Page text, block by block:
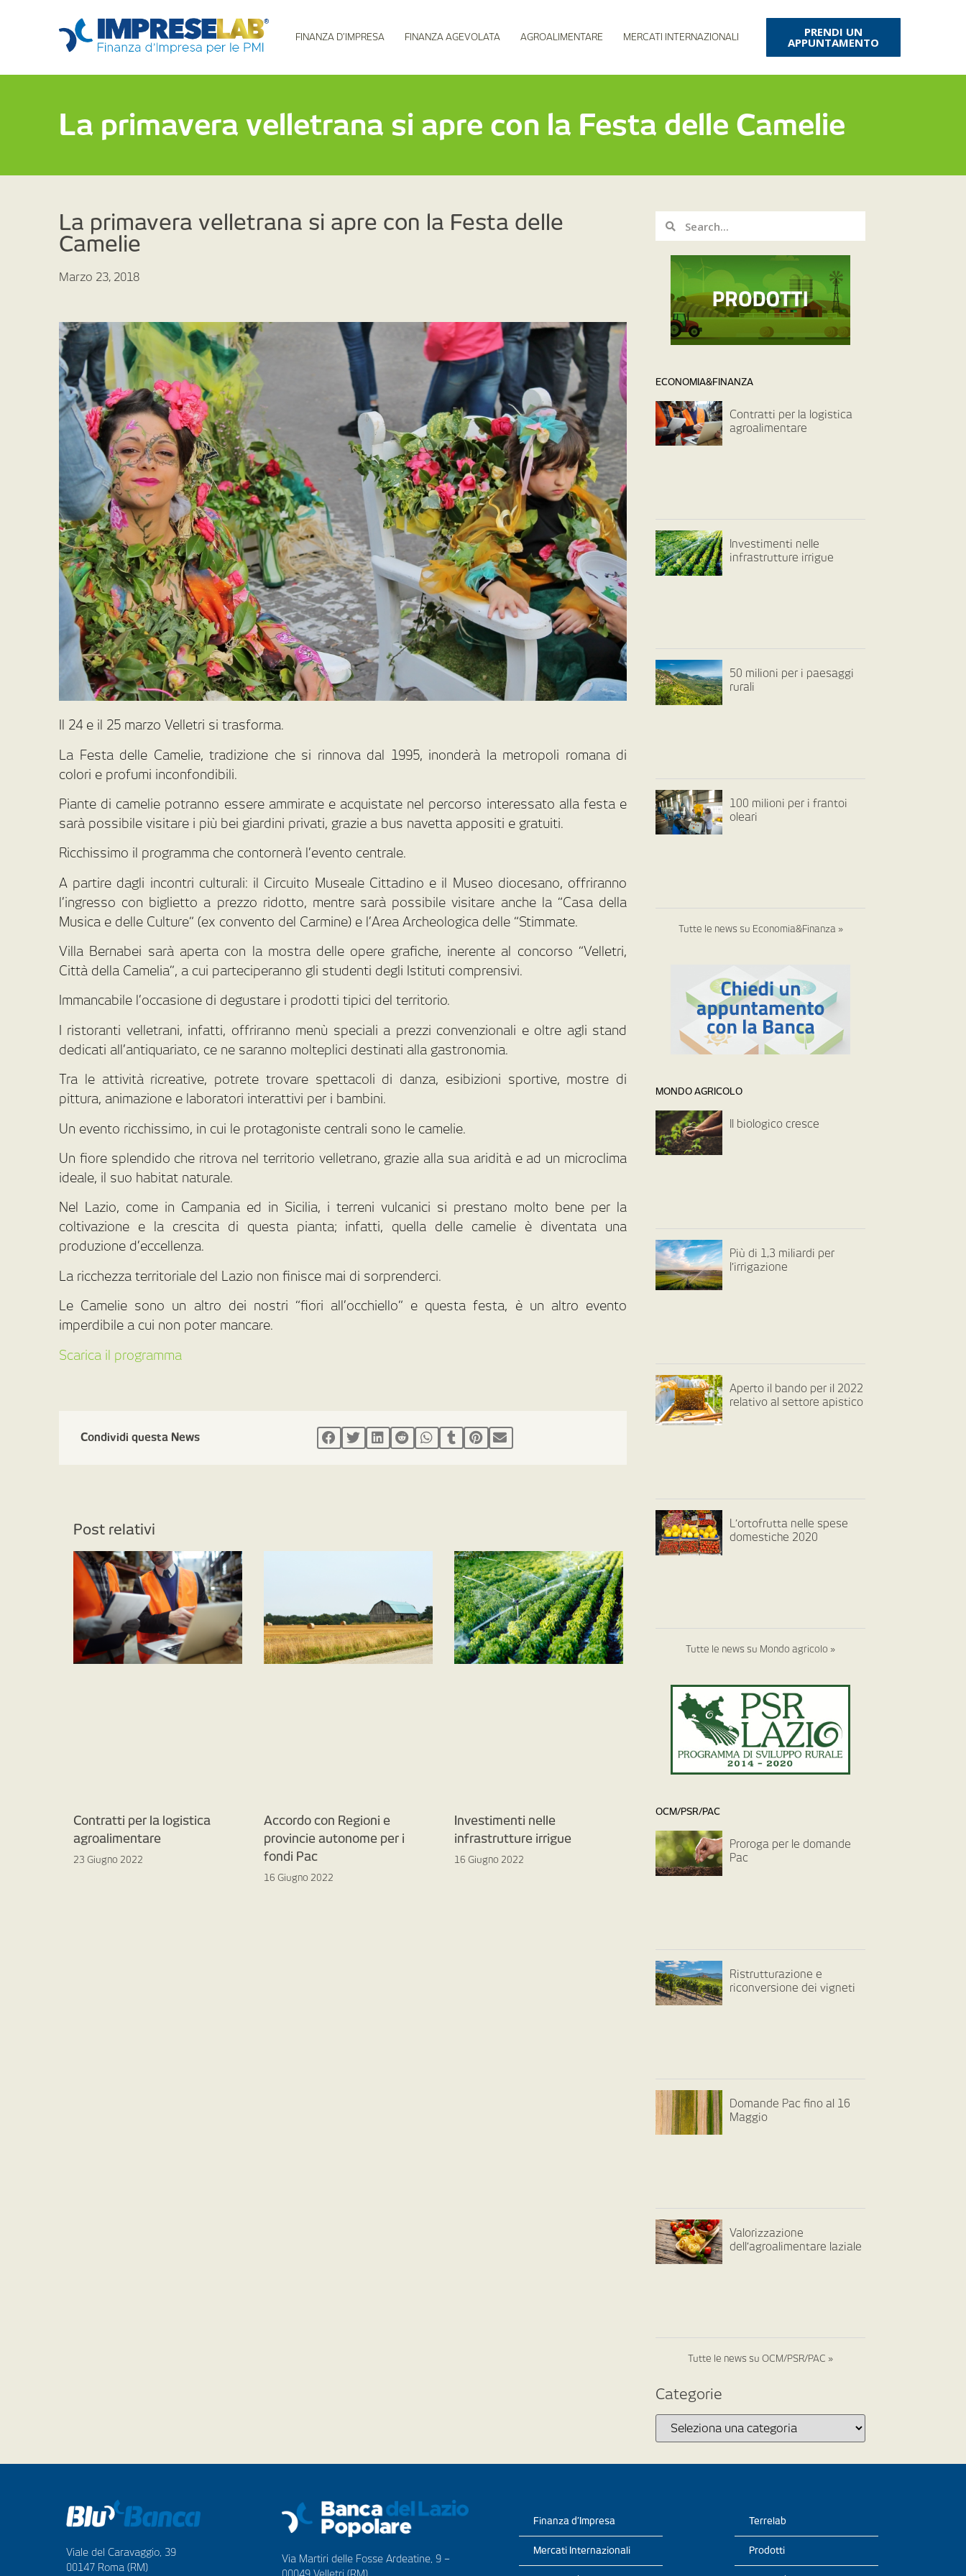
FINANZA D’IMPRESA FINANZA AGEVOLATA AGROALIMENTARE MERCATI INTERNAZIONALI PRENDI UN
APPUNTAMENTO
La primavera velletrana si apre con la Festa delle Camelie
La primavera velletrana si apre con la Festa delle
Camelie
Marzo 23, 2018
Il 24 e il 25 marzo Velletri si trasforma.
La Festa delle Camelie, tradizione che si rinnova dal 1995, inonderà la metropoli romana di
colori e profumi inconfondibili.
Piante di camelie potranno essere ammirate e acquistate nel percorso interessato alla festa e
sarà possibile visitare i più bei giardini privati, grazie a bus navetta appositi e gratuiti.
Ricchissimo il programma che contornerà l’evento centrale.
A partire dagli incontri culturali: il Circuito Museale Cittadino e il Museo diocesano, offriranno
l’ingresso con biglietto a prezzo ridotto, mentre sarà possibile visitare anche la “Casa della
Musica e delle Culture” (ex convento del Carmine) e l’Area Archeologica delle “Stimmate.
Villa Bernabei sarà aperta con la mostra delle opere grafiche, inerente al concorso “Velletri,
Città della Camelia”, a cui parteciperanno gli studenti degli Istituti comprensivi.
Immancabile l’occasione di degustare i prodotti tipici del territorio.
I ristoranti velletrani, infatti, offriranno menù speciali a prezzi convenzionali e oltre agli stand
dedicati all’antiquariato, ce ne saranno molteplici destinati alla gastronomia.
Tra le attività ricreative, potrete trovare spettacoli di danza, esibizioni sportive, mostre di
pittura, animazione e laboratori interattivi per i bambini.
Un evento ricchissimo, in cui le protagoniste centrali sono le camelie.
Un fiore splendido che ritrova nel territorio velletrano, grazie alla sua aridità e ad un microclima
ideale, il suo habitat naturale.
Nel Lazio, come in Campania ed in Sicilia, i terreni vulcanici si prestano molto bene per la
coltivazione e la crescita di questa pianta; infatti, quella delle camelie è diventata una
produzione d’eccellenza.
La ricchezza territoriale del Lazio non finisce mai di sorprenderci.
Le Camelie sono un altro dei nostri “fiori all’occhiello” e questa festa, è un altro evento
imperdibile a cui non poter mancare.
Scarica il programma
Condividi questa News
Post relativi
Contratti per la logistica
agroalimentare
23 Giugno 2022
Accordo con Regioni e
provincie autonome per i
fondi Pac
16 Giugno 2022
Investimenti nelle
infrastrutture irrigue
16 Giugno 2022
ECONOMIA&FINANZA
Contratti per la logistica
agroalimentare
Investimenti nelle
infrastrutture irrigue
50 milioni per i paesaggi
rurali
100 milioni per i frantoi
oleari
Tutte le news su Economia&Finanza »
MONDO AGRICOLO
Il biologico cresce
Più di 1,3 miliardi per
l’irrigazione
Aperto il bando per il 2022
relativo al settore apistico
L’ortofrutta nelle spese
domestiche 2020
Tutte le news su Mondo agricolo »
OCM/PSR/PAC
Proroga per le domande
Pac
Ristrutturazione e
riconversione dei vigneti
Domande Pac fino al 16
Maggio
Valorizzazione
dell’agroalimentare laziale
Tutte le news su OCM/PSR/PAC »
Categorie
Viale del Caravaggio, 39
00147 Roma (RM)
Via Martiri delle Fosse Ardeatine, 9 –
Finanza d’Impresa
Mercati Internazionali
Terrelab
Prodotti